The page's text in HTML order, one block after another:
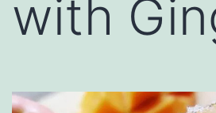
with